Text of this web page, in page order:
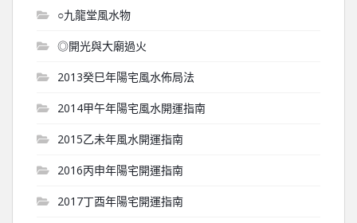
○九龍堂風水物
◎開光與大廟過火
2013癸巳年陽宅風水佈局法
2014甲午年陽宅風水開運指南
2015乙未年風水開運指南
2016丙申年陽宅開運指南
2017丁酉年陽宅開運指南